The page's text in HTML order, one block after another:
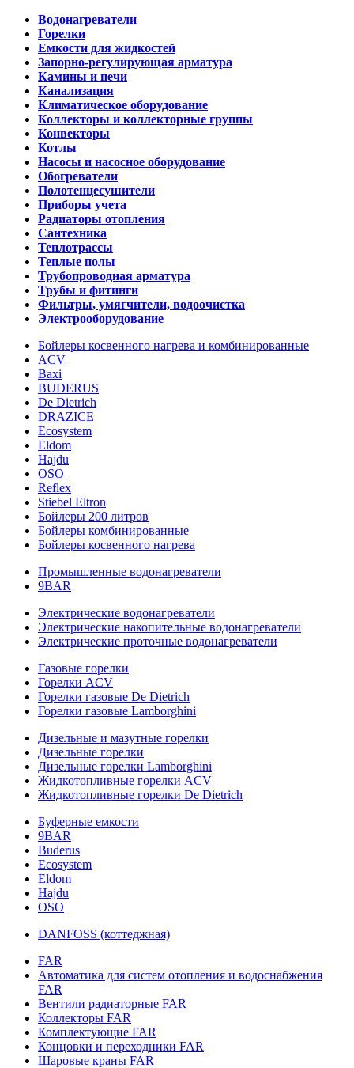
Водонагреватели
Горелки
Емкости для жидкостей
Запорно-регулирующая арматура
Камины и печи
Канализация
Климатическое оборудование
Коллекторы и коллекторные группы
Конвекторы
Котлы
Насосы и насосное оборудование
Обогреватели
Полотенцесушители
Приборы учета
Радиаторы отопления
Сантехника
Теплотрассы
Теплые полы
Трубопроводная арматура
Трубы и фитинги
Фильтры, умягчители, водоочистка
Электрооборудование
Бойлеры косвенного нагрева и комбинированные
ACV
Baxi
BUDERUS
De Dietrich
DRAZICE
Ecosystem
Eldom
Hajdu
OSO
Reflex
Stiebel Eltron
Бойлеры 200 литров
Бойлеры комбинированные
Бойлеры косвенного нагрева
Промышленные водонагреватели
9BAR
Электрические водонагреватели
Электрические накопительные водонагреватели
Электрические проточные водонагреватели
Газовые горелки
Горелки ACV
Горелки газовые De Dietrich
Горелки газовые Lamborghini
Дизельные и мазутные горелки
Дизельные горелки
Дизельные горелки Lamborghini
Жидкотопливные горелки ACV
Жидкотопливные горелки De Dietrich
Буферные емкости
9BAR
Buderus
Ecosystem
Eldom
Hajdu
OSO
DANFOSS (коттеджная)
FAR
Автоматика для систем отопления и водоснабжения
FAR
Вентили радиаторные FAR
Коллекторы FAR
Комплектующие FAR
Концовки и переходники FAR
Шаровые краны FAR